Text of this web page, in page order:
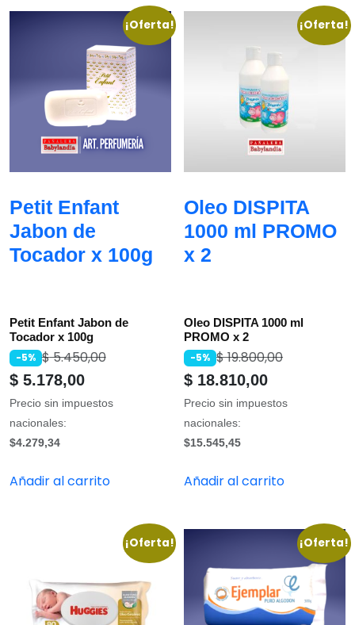
¡Oferta!
Petit Enfant
Jabon de
Tocador x 100g
Petit Enfant Jabon de
Tocador x 100g
-5% $5.450,00
$ 5.178,00
Precio sin impuestos
nacionales:
$4.279,34
Añadir al carrito
¡Oferta!
Oleo DISPITA
1000 ml PROMO
x 2
Oleo DISPITA 1000 ml
PROMO x 2
-5% $19.800,00
$ 18.810,00
Precio sin impuestos
nacionales:
$15.545,45
Añadir al carrito
¡Oferta! ¡Oferta!